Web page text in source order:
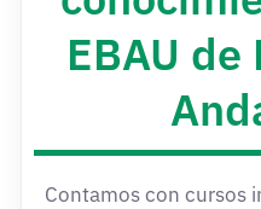
EBAU
Contamos con cursos